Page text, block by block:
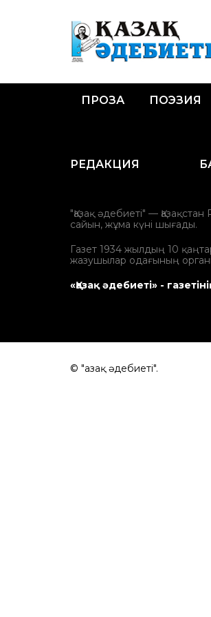
ПРОЗА ПОЭЗИЯ
РЕДАКЦИЯ
"Қазақ әдебиеті" —
сайын, жұма күні шығады.
Газет 1934 жылдың 10
жазушылар одағының
«Қазақ әдебиеті» -
© "Қазақ әдебиеті".